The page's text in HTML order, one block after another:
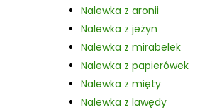
Nalewka z aronii
Nalewka z jeżyn
Nalewka z mirabelek
Nalewka z papierówek
Nalewka z mięty
Nalewka z lawędy